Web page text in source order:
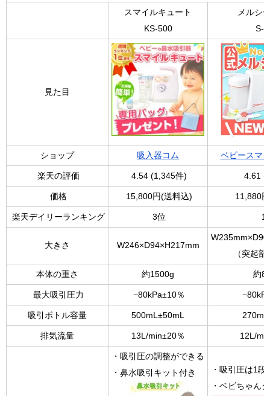
スマイルキュート
KS-500
メルシ
S-
見た目
ショップ 吸入器コム ベビースマ
楽天の評価 4.54 (1,345件) 4.61 (
価格 15,800円(送料込) 11,880円
楽天デイリーランキング 3位 1
大きさ W246×D94×H217mm
（突起
本体の重さ 約1500g 約
最大吸引圧力 −80kPa±10％
吸引ボトル容量 500mL±50mL
排気流量 13L/min±20％ 12L/
・吸引圧の調整ができる
・鼻水吸引キット付き
・吸引圧は1段
・ベビちゃん